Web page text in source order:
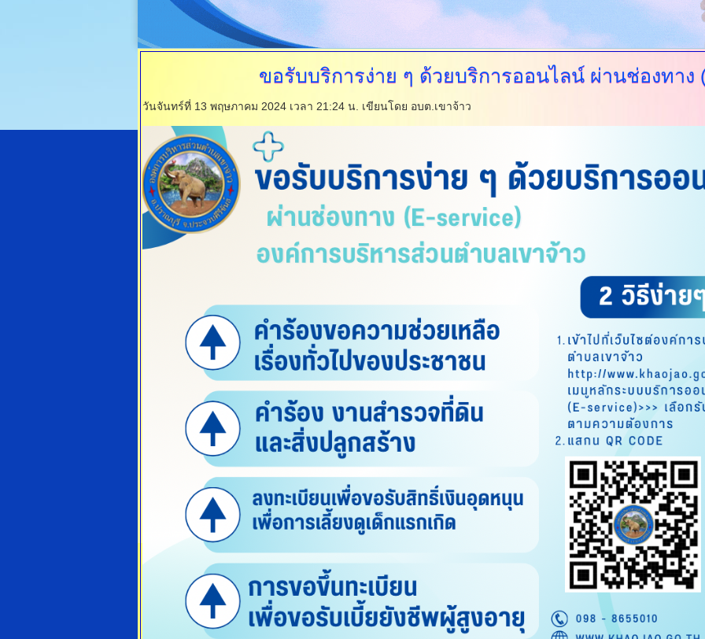
ขอรับบริการง่าย ๆ ด้วยบริการออนไลน์ ผ่านช่องทาง
วันจันทร์ที่ 13 พฤษภาคม 2024 เวลา 21:24 น. เขียนโดย อบต.เขาจ้าว